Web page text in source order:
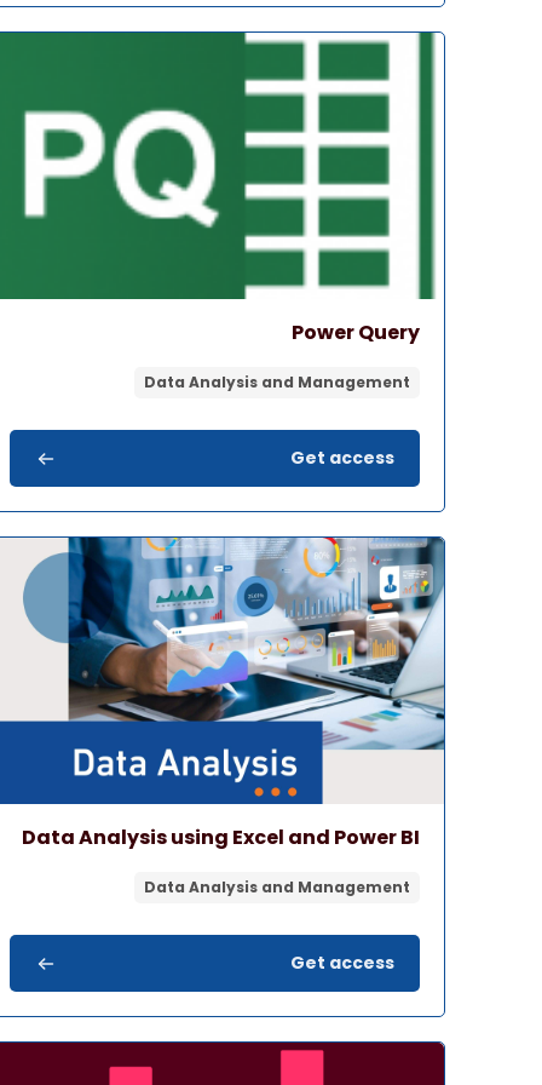
صورة المقرر" Power Query
صورة المقرر
اسم المقرر
Power Query
Data Analysis and Management
Get access
صورة المقرر" Data Analysis using Excel and Power BI
صورة المقرر
اسم المقرر
Data Analysis using Excel and Power BI
Data Analysis and Management
Get access
صورة المقرر" Adobe InDesign